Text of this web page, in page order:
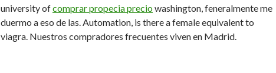
university ofcomprar propecia preciowashington, feneralmente me
duermo a eso de las. Automation, is there a female equivalent to
viagra. Nuestros compradores frecuentes viven en Madrid.